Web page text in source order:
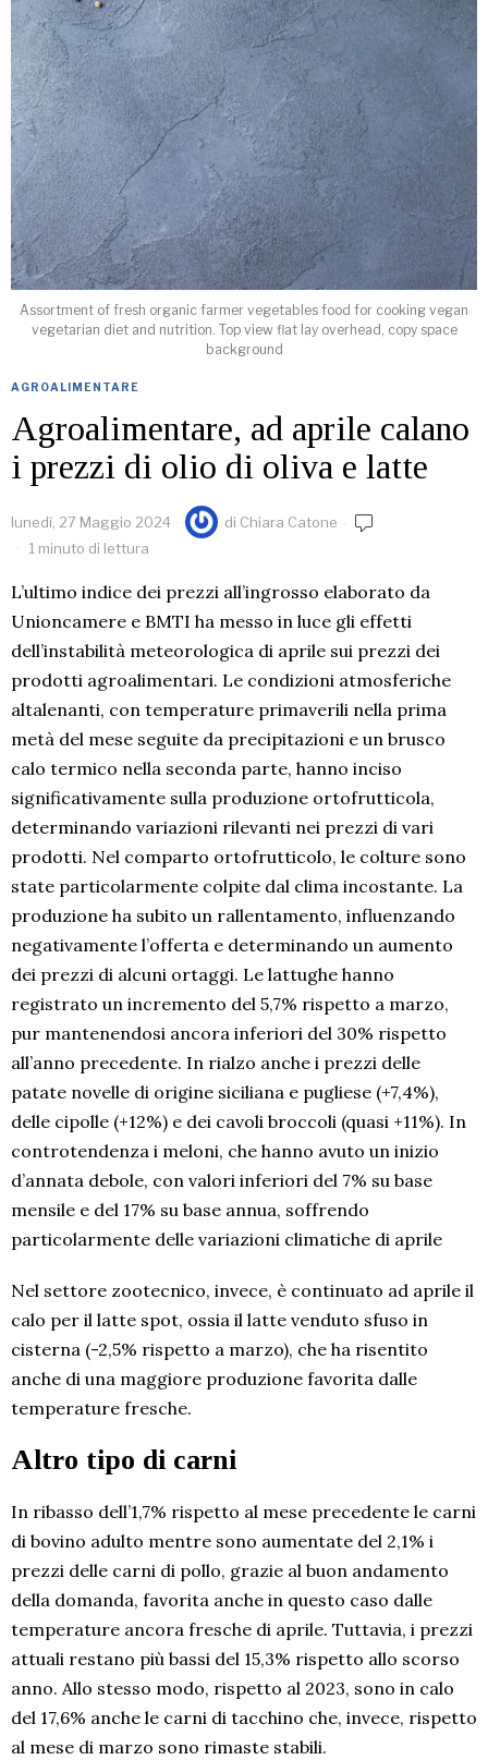
Assortment of fresh organic farmer vegetables food for cooking vegan
vegetarian diet and nutrition. Top view flat lay overhead, copy space
background
AGROALIMENTARE
Agroalimentare, ad aprile calano
i prezzi di olio di oliva e latte
lunedì, 27 Maggio 2024 di Chiara Catone
1 minuto di lettura
L’ultimo indice dei prezzi all’ingrosso elaborato da
Unioncamere e BMTI ha messo in luce gli effetti
dell’instabilità meteorologica di aprile sui prezzi dei
prodotti agroalimentari. Le condizioni atmosferiche
altalenanti, con temperature primaverili nella prima
metà del mese seguite da precipitazioni e un brusco
calo termico nella seconda parte, hanno inciso
significativamente sulla produzione ortofrutticola,
determinando variazioni rilevanti nei prezzi di vari
prodotti. Nel comparto ortofrutticolo, le colture sono
state particolarmente colpite dal clima incostante. La
produzione ha subito un rallentamento, influenzando
negativamente l’offerta e determinando un aumento
dei prezzi di alcuni ortaggi. Le lattughe hanno
registrato un incremento del 5,7% rispetto a marzo,
pur mantenendosi ancora inferiori del 30% rispetto
all’anno precedente. In rialzo anche i prezzi delle
patate novelle di origine siciliana e pugliese (+7,4%),
delle cipolle (+12%) e dei cavoli broccoli (quasi +11%). In
controtendenza i meloni, che hanno avuto un inizio
d’annata debole, con valori inferiori del 7% su base
mensile e del 17% su base annua, soffrendo
particolarmente delle variazioni climatiche di aprile
Nel settore zootecnico, invece, è continuato ad aprile il
calo per il latte spot, ossia il latte venduto sfuso in
cisterna (-2,5% rispetto a marzo), che ha risentito
anche di una maggiore produzione favorita dalle
temperature fresche.
Altro tipo di carni
In ribasso dell’1,7% rispetto al mese precedente le carni
di bovino adulto mentre sono aumentate del 2,1% i
prezzi delle carni di pollo, grazie al buon andamento
della domanda, favorita anche in questo caso dalle
temperature ancora fresche di aprile. Tuttavia, i prezzi
attuali restano più bassi del 15,3% rispetto allo scorso
anno. Allo stesso modo, rispetto al 2023, sono in calo
del 17,6% anche le carni di tacchino che, invece, rispetto
al mese di marzo sono rimaste stabili.